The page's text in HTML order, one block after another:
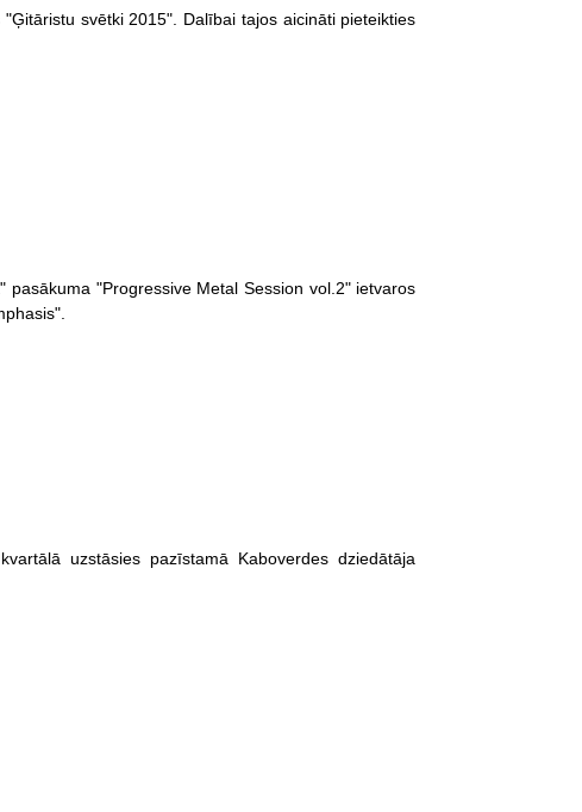
svētki 2015". Dalībai tajos aicināti pieteikties
"Progressive Metal Session vol.2" ietvaros
uzstāsies pazīstamā Kaboverdes dziedātāja